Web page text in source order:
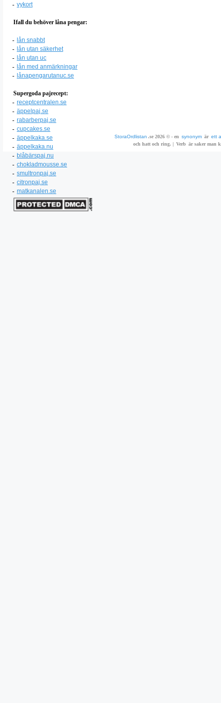
- vykort
Ifall du behöver låna pengar:
- lån snabbt
- lån utan säkerhet
- lån utan uc
- lån med anmärkningar
- lånapengarutanuc.se
Supergoda pajrecept:
- receptcentralen.se
- äppelpaj.se
- rabarberpaj.se
- cupcakes.se
- äppelkaka.se
- äppelkaka.nu
- blåbärspaj.nu
- chokladmousse.se
- smultronpaj.se
- citronpaj.se
- matkanalen.se
StoraOrdlistan .se 2026 © - en synonym är ett
och hatt och ring. | Verb är saker man